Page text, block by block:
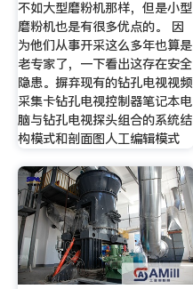
不如大型磨粉机那样，但是小型
磨粉机也是有很多优点的。 因
为他们从事开采这么多年也算是
老专家了，一下看出这存在安全
隐患。摒弃现有的钻孔电视视频
采集卡钻孔电视控制器笔记本电
脑与钻孔电视探头组合的系统结
构模式和剖面图人工编辑模式